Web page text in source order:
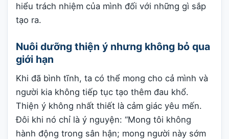
hiểu trách nhiệm của mình đối với những gì sắp
tạo ra.
Nuôi dưỡng thiện ý nhưng không bỏ qua
giới hạn
Khi đã bình tĩnh, ta có thể mong cho cả mình và
người kia không tiếp tục tạo thêm đau khổ.
Thiện ý không nhất thiết là cảm giác yêu mến.
Đôi khi nó chỉ là ý nguyện: “Mong tôi không
hành động trong sân hận; mong người này sớm